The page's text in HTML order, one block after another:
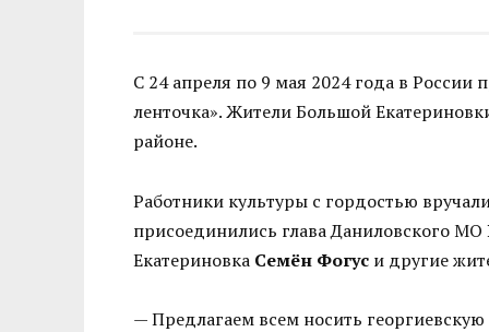
С 24 апреля по 9 мая 2024 года в России
ленточка». Жители Большой
районе.
Работники культуры с гордостью
присоединились глава Даниловского МО
Екатериновка Семён Фогус и другие
— Предлагаем всем носить